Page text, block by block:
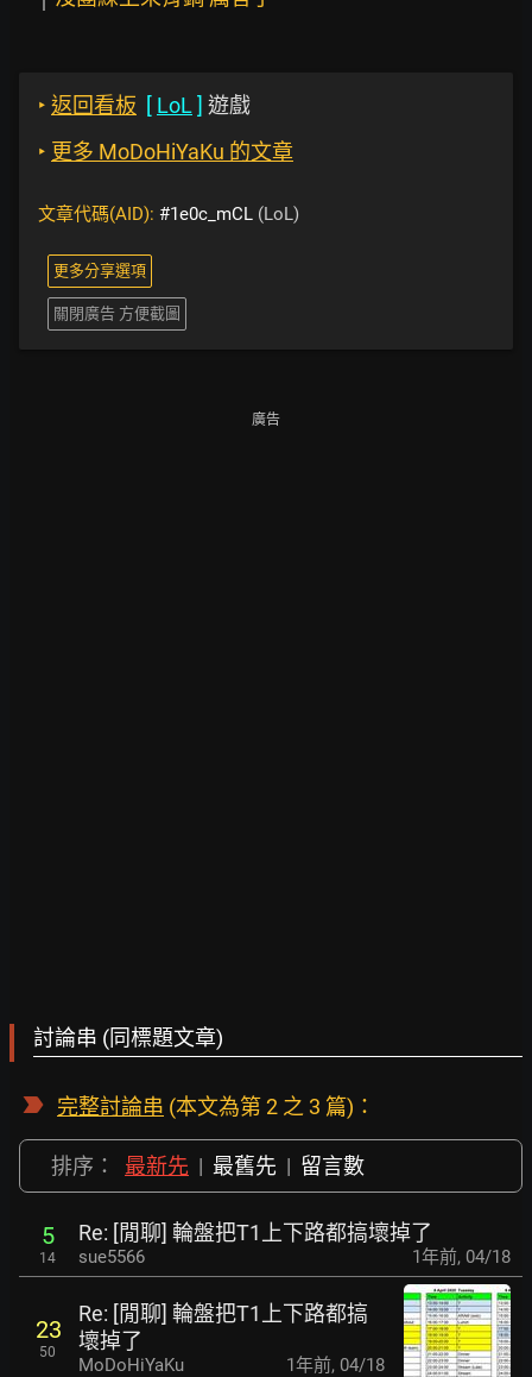
‣ 返回看板 [ LoL] 遊戲
‣ 更多 MoDoHiYaKu 的文章
文章代碼(AID): #1e0c_mCL (LoL)
更多分享選項
關閉廣告 方便截圖
廣告
討論串 (同標題文章)
完整討論串 (本文為第 2 之 3 篇)：
排序： 最新先 | 最舊先 | 留言數
5
14
Re: [閒聊] 輪盤把T1上下路都搞壞掉了
sue5566 1年前, 04/18
23
50
Re: [閒聊] 輪盤把T1上下路都搞
壞掉了
MoDoHiYaKu 1年前, 04/18